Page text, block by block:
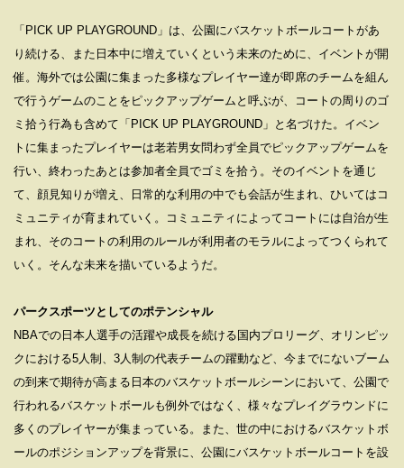
「PICK UP PLAYGROUND」は、公園にバスケットボールコートがあ
り続ける、また⽇本中に増えていくという未来のために、イベントが開
催。海外では公園に集まった多様なプレイヤー達が即席のチームを組ん
で⾏うゲームのことをピックアップゲームと呼ぶが、コートの周りのゴ
ミ拾う⾏為も含めて「PICK UP PLAYGROUND」と名づけた。イベン
トに集まったプレイヤーは⽼若男⼥問わず全員でピックアップゲームを
⾏い、終わったあとは参加者全員でゴミを拾う。そのイベントを通じ
て、顔⾒知りが増え、⽇常的な利⽤の中でも会話が⽣まれ、ひいてはコ
ミュニティが育まれていく。コミュニティによってコートには⾃治が⽣
まれ、そのコートの利⽤のルールが利⽤者のモラルによってつくられて
いく。そんな未来を描いているようだ。
パークスポーツとしてのポテンシャル
NBAでの⽇本⼈選⼿の活躍や成⻑を続ける国内プロリーグ、オリンピッ
クにおける5⼈制、3⼈制の代表チームの躍動など、今までにないブーム
の到来で期待が⾼まる⽇本のバスケットボールシーンにおいて、公園で
⾏われるバスケットボールも例外ではなく、様々なプレイグラウンドに
多くのプレイヤーが集まっている。また、世の中におけるバスケットボ
ールのポジションアップを背景に、公園にバスケットボールコートを設